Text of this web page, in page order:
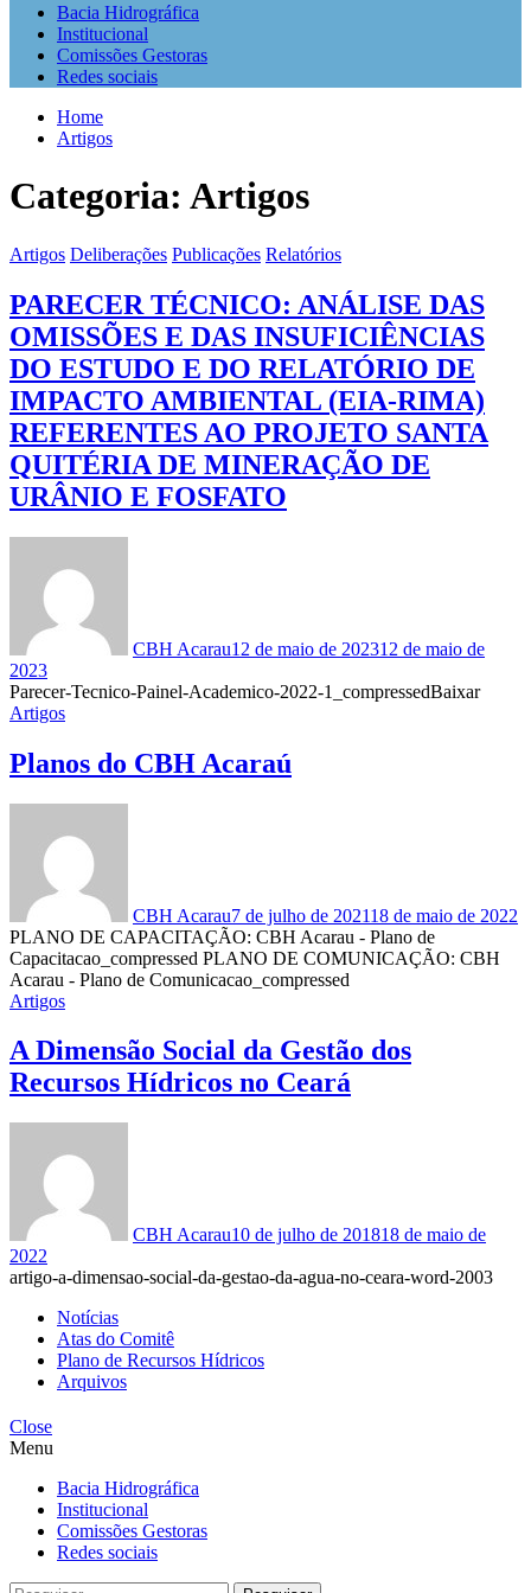
Bacia Hidrográfica
Institucional
Comissões Gestoras
Redes sociais
Home
Artigos
Categoria: Artigos
Artigos Deliberações Publicações Relatórios
PARECER TÉCNICO: ANÁLISE DAS
OMISSÕES E DAS INSUFICIÊNCIAS
DO ESTUDO E DO RELATÓRIO DE
IMPACTO AMBIENTAL (EIA-RIMA)
REFERENTES AO PROJETO SANTA
QUITÉRIA DE MINERAÇÃO DE
URÂNIO E FOSFATO
CBH Acarau12 de maio de 202312 de maio de
2023
Parecer-Tecnico-Painel-Academico-2022-1_compressedBaixar
Artigos
Planos do CBH Acaraú
CBH Acarau7 de julho de 202118 de maio de 2022
PLANO DE CAPACITAÇÃO: CBH Acarau - Plano de
Capacitacao_compressed PLANO DE COMUNICAÇÃO: CBH
Acarau - Plano de Comunicacao_compressed
Artigos
A Dimensão Social da Gestão dos
Recursos Hídricos no Ceará
CBH Acarau10 de julho de 201818 de maio de
2022
artigo-a-dimensao-social-da-gestao-da-agua-no-ceara-word-2003
Notícias
Atas do Comitê
Plano de Recursos Hídricos
Arquivos
Close
Menu
Bacia Hidrográfica
Institucional
Comissões Gestoras
Redes sociais